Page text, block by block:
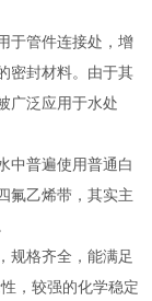
于管件连接处，增
密封材料。由于其
广泛应用于水处
中普遍使用普通白
氟乙烯带，其实主
规格齐全，能满足
，较强的化学稳定